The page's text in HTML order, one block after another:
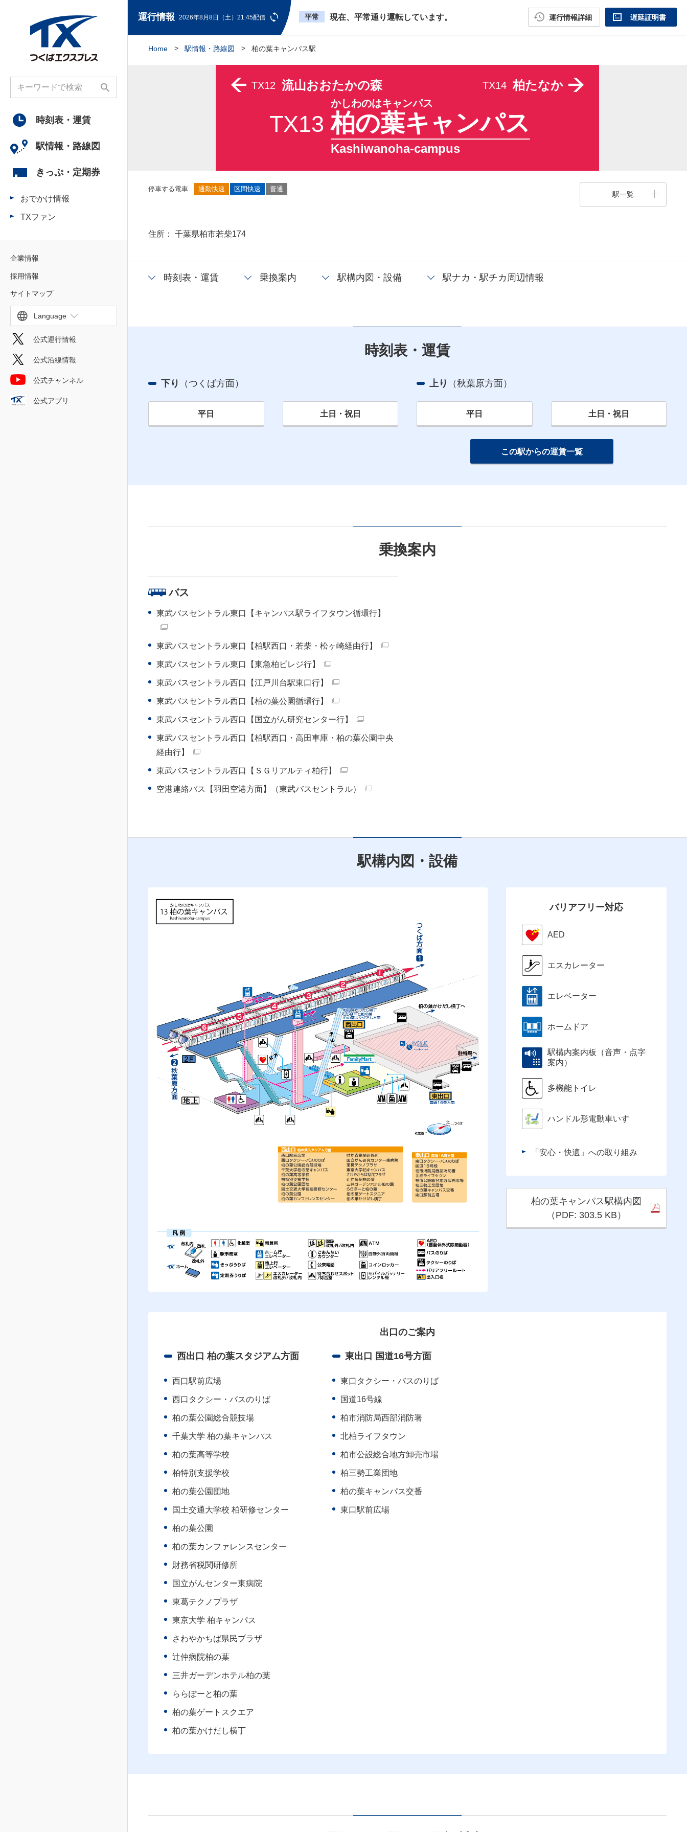
時刻表・ 運賃
駅情報・ 路線図
きっぷ・ 定期券
おでかけ情報
TXファン
企業情報
採用情報
サイトマップ
Language
公式運行情報
公式沿線情報
公式チャンネル
公式アプリ
運行情報 2026年8月8日（土）21:45配信 平常 現在、平常通り運転しています。 運行情報詳細 遅延証明書
Home 駅情報・路線図 柏の葉キャンパス駅
TX12 流山おおたかの森 TX14 柏たなか
かしわのはキャンパス
TX13 柏の葉キャンパス
Kashiwanoha-campus
停車する電車 通勤快速 区間快速 普通
駅一覧
住所 千葉県柏市若柴174
時刻表・運賃 乗換案内 駅構内図・設備 駅ナカ・駅チカ周辺情報
時刻表・運賃
下り （つくば方面）
平日 土日・祝日
上り （秋葉原方面）
平日 土日・祝日
この駅からの運賃一覧
乗換案内
バス
東武バスセントラル東口【キャンパス駅ライフタウン循環行】
東武バスセントラル東口【柏駅西口・若柴・松ヶ崎経由行】
東武バスセントラル東口【東急柏ビレジ行】
東武バスセントラル西口【江戸川台駅東口行】
東武バスセントラル西口【柏の葉公園循環行】
東武バスセントラル西口【国立がん研究センター行】
東武バスセントラル西口【柏駅西口・高田車庫・柏の葉公園中央
経由行】
東武バスセントラル西口【ＳＧリアルティ柏行】
空港連絡バス【羽田空港方面】（東武バスセントラル）
駅構内図・設備
バリアフリー対応
AED
エスカレーター
エレベーター
ホームドア
駅構内案内板（音声・点字
案内）
多機能トイレ
ハンドル形電動車いす
「安心・快適」への取り組み
柏の葉キャンパス駅構内図
（PDF: 303.5 KB）
出口のご案内
西出口 柏の葉スタジアム方面
西口駅前広場
西口タクシー・バスのりば
柏の葉公園総合競技場
千葉大学 柏の葉キャンパス
柏の葉高等学校
柏特別支援学校
柏の葉公園団地
国土交通大学校 柏研修センター
柏の葉公園
柏の葉カンファレンスセンター
財務省税関研修所
国立がんセンター東病院
東葛テクノプラザ
東京大学 柏キャンパス
さわやかちば県民プラザ
辻仲病院柏の葉
三井ガーデンホテル柏の葉
ららぽーと柏の葉
柏の葉ゲートスクエア
柏の葉かけだし横丁
東出口 国道16号方面
東口タクシー・バスのりば
国道16号線
柏市消防局西部消防署
北柏ライフタウン
柏市公設総合地方卸売市場
柏三勢工業団地
柏の葉キャンパス交番
東口駅前広場